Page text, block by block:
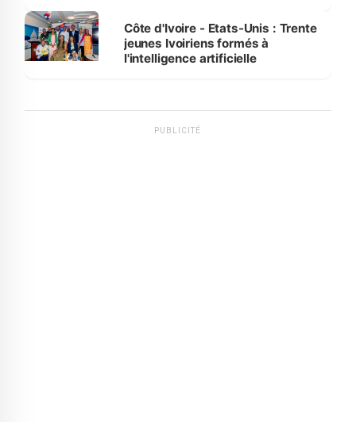
Côte d'Ivoire - Etats-Unis : Trente
jeunes Ivoiriens formés à
l'intelligence artificielle
PUBLICITÉ